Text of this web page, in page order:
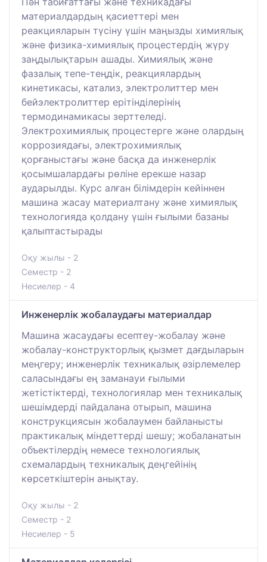
материалдардың қасиеттері мен
реакцияларын түсіну үшін маңызды химиялық
және физика-химиялық процестердің жүру
заңдылықтарын ашады. Химиялық және
фазалық тепе-теңдік, реакциялардың
кинетикасы, катализ, электролиттер мен
бейэлектролиттер ерітінділерінің
термодинамикасы зерттеледі.
Электрохимиялық процестерге және олардың
коррозиядағы, электрохимиялық
қорғаныстағы және басқа да инженерлік
қосымшалардағы рөліне ерекше назар
аударылды. Курс алған білімдерін кейіннен
машина жасау материалтану және химиялық
технологияда қолдану үшін ғылыми базаны
қалыптастырады
Оқу жылы - 2
Семестр - 2
Несиелер - 4
Инженерлік жобалаудағы материалдар
Машина жасаудағы есептеу-жобалау және
жобалау-конструкторлық қызмет дағдыларын
меңгеру; инженерлік техникалық әзірлемелер
саласындағы ең заманауи ғылыми
жетістіктерді, технологиялар мен техникалық
шешімдерді пайдалана отырып, машина
конструкциясын жобалаумен байланысты
практикалық міндеттерді шешу; жобаланатын
объектілердің немесе технологиялық
схемалардың техникалық деңгейінің
көрсеткіштерін анықтау.
Оқу жылы - 2
Семестр - 2
Несиелер - 5